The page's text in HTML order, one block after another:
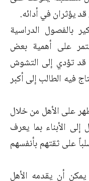
يؤثران في أدائه.
بالفصول الدراسية
على أهمية بعض
قد تؤدي إلى التشوش
فيه الطالب إلى أكبر
على الأهل من خلال
الأبناء بما يعرف
على ثقتهم بأنفسهم
أن يقدمه الأهل